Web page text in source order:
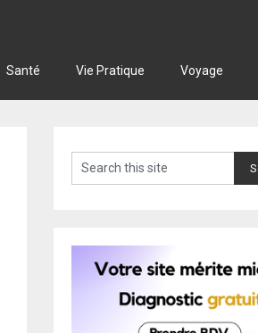
Santé Vie Pratique Voyage